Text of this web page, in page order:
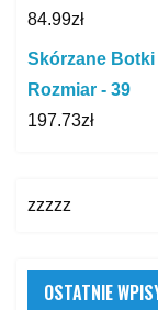
84.99zł
Skórzane Botki
Rozmiar - 39
197.73zł
zzzzz
OSTATNIE